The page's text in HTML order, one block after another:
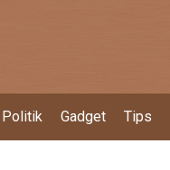
Politik Gadget Tips